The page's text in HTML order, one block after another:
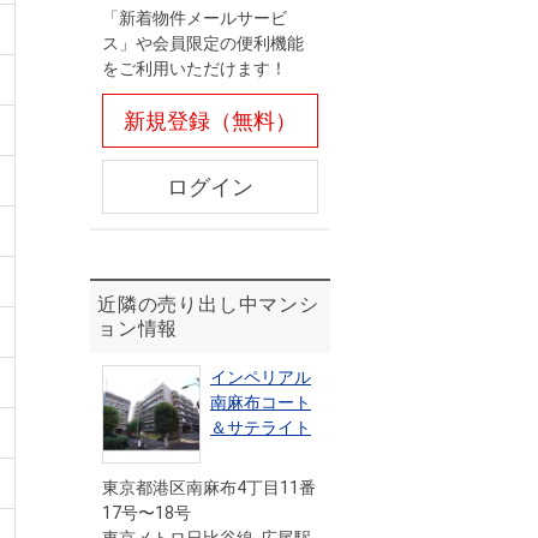
「新着物件メールサービ
ス」や会員限定の便利機能
をご利用いただけます！
新規登録（無料）
ログイン
近隣の売り出し中マンシ
ョン情報
インペリアル
南麻布コート
＆サテライト
東京都港区南麻布4丁目11番
17号〜18号